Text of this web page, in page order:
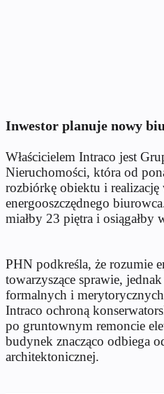
Inwestor planuje nowy
Właścicielem Intraco jest
Nieruchomości, która od
rozbiórkę obiektu i
energooszczędnego
miałby 23 piętra i osiągałby
PHN podkreśla, że rozumie
towarzyszące sprawie,
formalnych i
Intraco ochroną
po gruntownym remoncie
budynek znacząco odbiega
architektonicznej.